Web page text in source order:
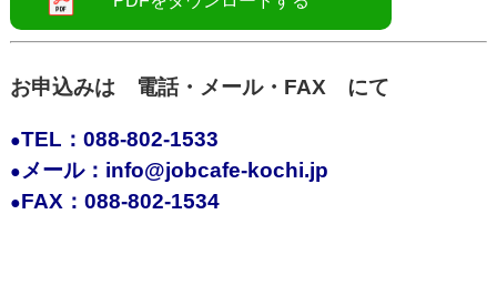
お申込みは 電話・メール・FAX にて
●TEL：088-802-1533
● メール：info@jobcafe-kochi.jp
●FAX：088-802-1534